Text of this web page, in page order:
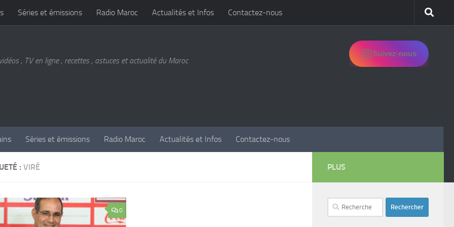
Séries et émissions Radio Maroc Actualités et Infos Contactez-nous
, TV en ligne , recettes , astuces et actualité du Maroc
Suivez-nous
Séries et émissions Radio Maroc Actualités et Infos Contactez-nous
: VIRÉ
0
PLUS
Rechercher :